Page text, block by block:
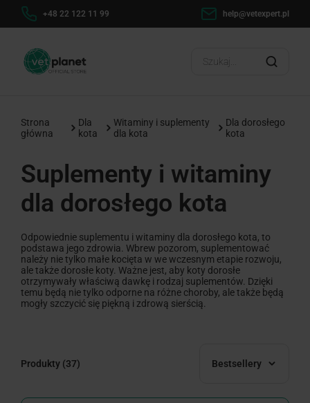
+48 22 122 11 99 help@vetexpert.pl
Strona
główna
Dla
kota
Witaminy i suplementy
dla kota
Dla dorosłego
kota
Suplementy i witaminy
dla dorosłego kota
Odpowiednie suplementu i witaminy dla dorosłego kota, to
podstawa jego zdrowia. Wbrew pozorom, suplementować
należy nie tylko małe kocięta w we wczesnym etapie rozwoju,
ale także dorosłe koty. Ważne jest, aby koty dorosłe
otrzymywały właściwą dawkę i rodzaj suplementów. Dzięki
temu będą nie tylko odporne na różne choroby, ale także będą
mogły szczycić się piękną i zdrową sierścią.
Produkty (37) Bestsellery